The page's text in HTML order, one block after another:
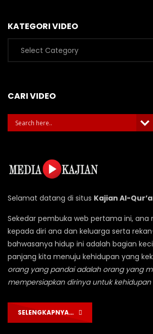
KATEGORI VIDEO
Kategori
Video
CARI VIDEO
Selamat datang di situs Kajian Al-
Sekedar pembuka web pertama ini, ana
kepada diri ana dan keluarga serta
bahwasanya hidup ini adalah bagian
panjang kita menuju kehidupan yang
orang yang pandai adalah orang yang
mempersiapkan dirinya untuk kehidupan
SELENGKAPNYA…